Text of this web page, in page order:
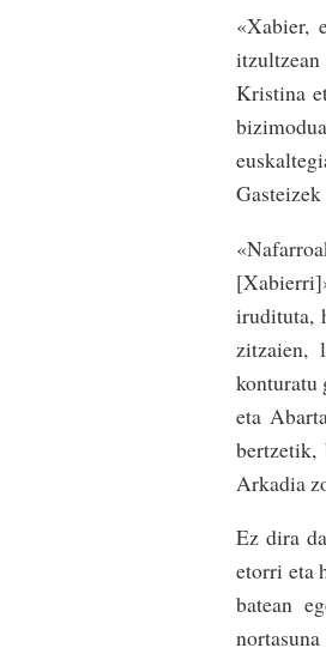
«Xabier,
Kristina
irudi­tuta,
zitzaien,
konturatu
eta
bertzetik,
Arka­dia
Ez dira
etorri eta
batean